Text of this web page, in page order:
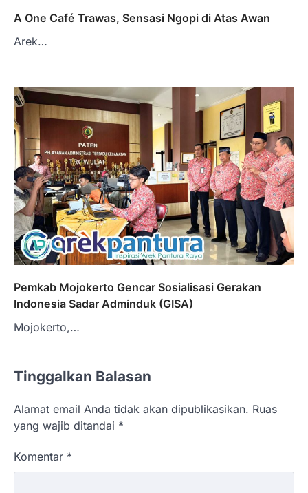
A One Café Trawas, Sensasi Ngopi di Atas Awan
Arek…
Pemkab Mojokerto Gencar Sosialisasi Gerakan
Indonesia Sadar Adminduk (GISA)
Mojokerto,…
Tinggalkan Balasan
Alamat email Anda tidak akan dipublikasikan. Ruas
yang wajib ditandai *
Komentar *